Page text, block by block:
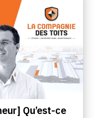
Qu’est-ce